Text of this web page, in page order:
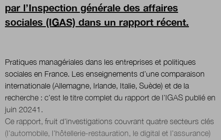
Nous contacter
Newsletter
Renseignez votre email afin de suivre l'actualité
de la transformation publique.
par l’Inspection générale des affaires
sociales (IGAS) dans un rapport récent.
Pratiques managériales dans les entreprises et politiques
sociales en France. Les enseignements d’une comparaison
internationale (Allemagne, Irlande, Italie, Suède) et de la
recherche : c’est le titre complet du rapport de l’IGAS publié en
juin 20241.
Ce rapport, fruit d’investigations couvrant quatre secteurs clés
(l’automobile, l’hôtellerie-restauration, le digital et l’assurance)